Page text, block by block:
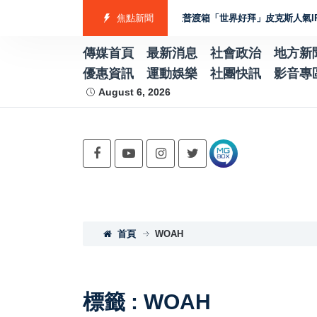
焦點新聞
全家超狂普渡箱「世界好拜」皮克斯人氣IP加持
傳媒首頁 最新消息 社會政治
地方新
優惠資訊
運動娛樂 社團快訊 影音專
August 6, 2026
首頁 WOAH
標籤 : WOAH